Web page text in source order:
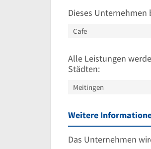
Dieses
Cafe
Alle Leistungen
Städten:
Meitingen
Weitere
Das Unternehmen